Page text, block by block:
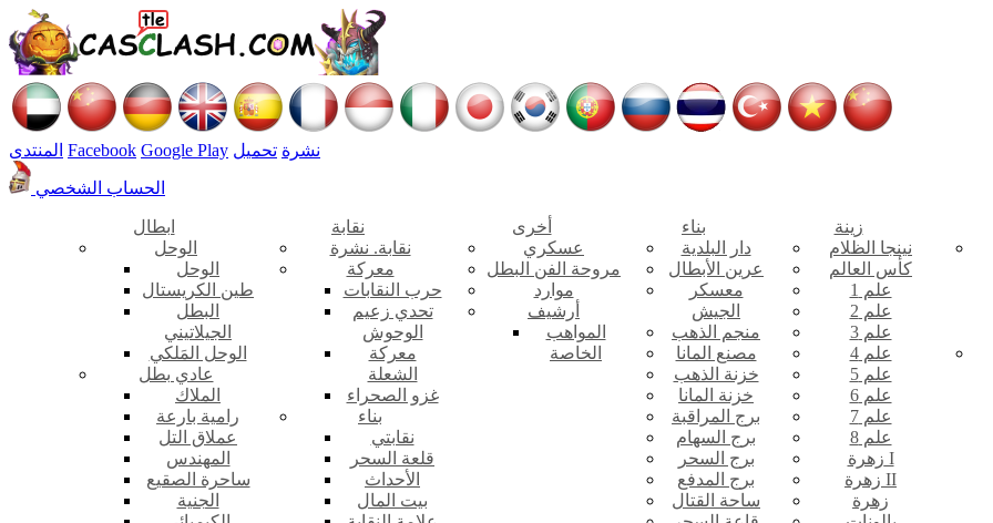
المنتدى Facebook Google Play نشرة تحميل
الحساب الشخصي
ابطال
الوحل
الوحل
طين الكريستال
البطل
الجيلاتيني
الوحل المَلكي
عادي بطل
الملاك
رامية بارعة
عملاق التل
المهندس
ساحرة الصقيع
الجنية
نقابة
نقابة. نشرة
معركة
حرب النقابات
تحدي زعيم
الوحوش
معركة
الشعلة
غزو الصحراء
بناء
نقابتي
قلعة السحر
الأحداث
بيت المال
أخرى
عسكري
مروحة الفن البطل
موارد
أرشيف
المواهب
الخاصة
بناء
دار البلدية
عرين الأبطال
معسكر
الجيش
منجم الذهب
مصنع المانا
خزنة الذهب
خزنة المانا
برج المراقبة
برج السهام
برج السحر
برج المدفع
ساحة القتال
زينة
نينجا الظلام
كأس العالم
علم 1
علم 2
علم 3
علم 4
علم 5
علم 6
علم 7
علم 8
زهرة I
زهرة II
زهرة